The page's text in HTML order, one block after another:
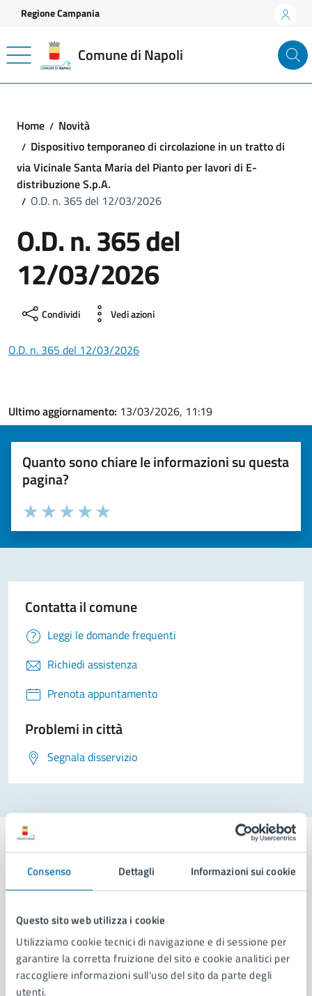
Consenso Dettagli Informazioni sui cookie
Questo sito web utilizza i cookie
Utilizziamo cookie tecnici di navigazione e di sessione per
garantire la corretta fruizione del sito e cookie analitici per
raccogliere informazioni sull'uso del sito da parte degli
utenti.
Vai ai contenuti
Vai al footer
Regione Campania
Comune di Napoli
Home
Novità
Dispositivo temporaneo di circolazione in un tratto di
via Vicinale Santa Maria del Pianto per lavori di E-
distribuzione S.p.A.
O.D. n. 365 del 12/03/2026
O.D. n. 365 del
12/03/2026
Condividi Vedi azioni
O.D. n. 365 del 12/03/2026
Ultimo aggiornamento: 13/03/2026, 11:19
Quanto sono chiare le informazioni su questa
pagina?
Valuta la chiarezza delle informazioni (da 1 a 5 stelle)
Seleziona il numero di stelle per valutare la chiarezza delle
Valuta 5 stelle su 5
Valuta 4 stelle su 5
Valuta 3 stelle su 5
Valuta 2 stelle su 5
Valuta 1 stelle su 5
Contatta il comune
Leggi le domande frequenti
Richiedi assistenza
Prenota appuntamento
Problemi in città
Segnala disservizio
Comune di Napoli
AMMINISTRAZIONE
Aree amministrative
Organi di governo
Municipalità